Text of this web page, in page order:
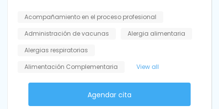
Acompañamiento en el proceso profesional
Administración de vacunas
Alergia alimentaria
Alergias respiratorias
Alimentación Complementaria
View all
Agendar cita